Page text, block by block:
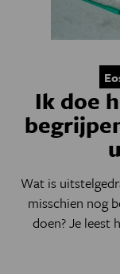
Ik doe
Wat is
misschien nog
doen? Je leest